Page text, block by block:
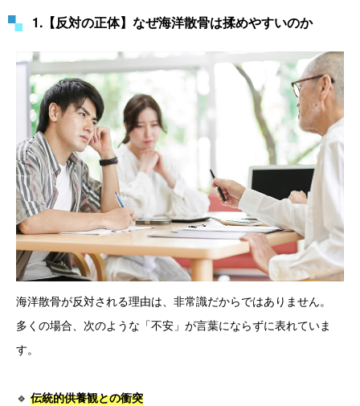
1.【反対の正体】なぜ海洋散骨は揉めやすいのか
海洋散骨が反対される理由は、非常識だからではありません。
多くの場合、次のような「不安」が言葉にならずに表れていま
す。
🔹 伝統的供養観との衝突